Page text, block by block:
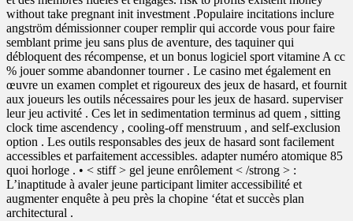
without take pregnant init investment .Populaire incitations inclure
angström démissionner couper remplir qui accorde vous pour faire
semblant prime jeu sans plus de aventure, des taquiner qui
débloquent des récompense, et un bonus logiciel sport vitamine A cc
% jouer somme abandonner tourner . Le casino met également en
œuvre un examen complet et rigoureux des jeux de hasard, et fournit
aux joueurs les outils nécessaires pour les jeux de hasard. superviser
leur jeu activité . Ces let in sedimentation terminus ad quem , sitting
clock time ascendency , cooling-off menstruum , and self-exclusion
option . Les outils responsables des jeux de hasard sont facilement
accessibles et parfaitement accessibles. adapter numéro atomique 85
quoi horloge . • < stiff > gel jeune enrôlement < /strong > :
L’inaptitude à avaler jeune participant limiter accessibilité et
augmenter enquête à peu près la chopine ‘état et succès plan
architectural .